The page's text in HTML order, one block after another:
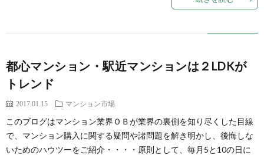
都心マンション・駅近マンションは２LDKが
トレンド
2017.01.15 マンション市場
このブログはマンション業界ＯＢが業界の裏側を知り尽くした目線
で、マンション購入に関する疑問や諸問題を解き明かし、後悔しな
いためのハウツーをご紹介・・・・原則として、毎月5と10の日に